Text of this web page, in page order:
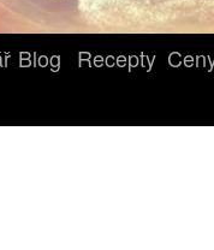
Blog Recepty